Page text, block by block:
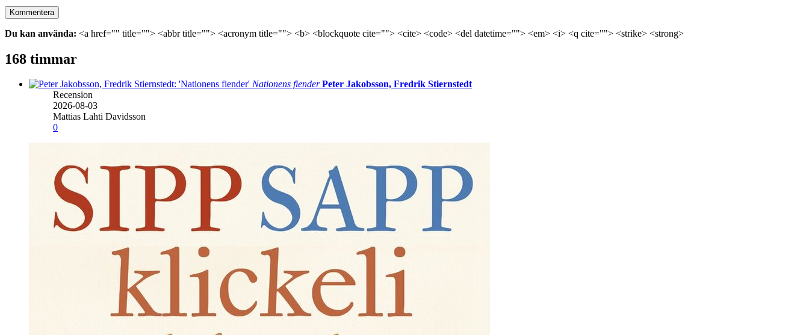
Du kan använda: <a href="" title=""> <abbr title=""> <acronym title=""> <b> <blockquote cite=""> <cite> <code> <del datetime=""> <em> <i> <q cite=""> <strike> <strong>
168 timmar
Nationens fiender Peter Jakobsson, Fredrik Stiernstedt
Recension
2026-08-03
Mattias Lahti Davidsson
0